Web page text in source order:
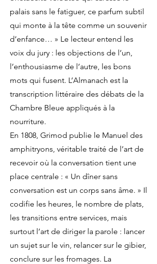
palais sans le fatiguer, ce parfum subtil
qui monte à la tête comme un souvenir
d’enfance… » Le lecteur entend les
voix du jury : les objections de l’un,
l’enthousiasme de l’autre, les bons
mots qui fusent. L’Almanach est la
transcription littéraire des débats de la
Chambre Bleue appliqués à la
nourriture.
En 1808, Grimod publie le Manuel des
amphitryons, véritable traité de l’art de
recevoir où la conversation tient une
place centrale : « Un dîner sans
conversation est un corps sans âme. » Il
codifie les heures, le nombre de plats,
les transitions entre services, mais
surtout l’art de diriger la parole : lancer
un sujet sur le vin, relancer sur le gibier,
conclure sur les fromages. La